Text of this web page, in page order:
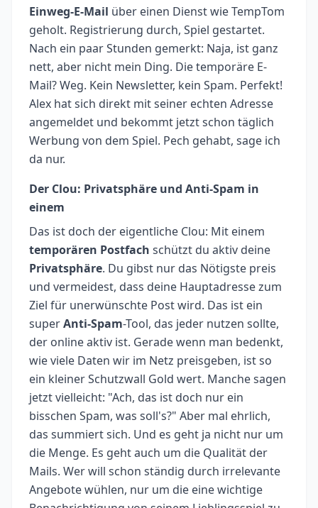
Einweg-E-Mail über einen Dienst wie TempTom
geholt. Registrierung durch, Spiel gestartet.
Nach ein paar Stunden gemerkt: Naja, ist ganz
nett, aber nicht mein Ding. Die temporäre E-
Mail? Weg. Kein Newsletter, kein Spam. Perfekt!
Alex hat sich direkt mit seiner echten Adresse
angemeldet und bekommt jetzt schon täglich
Werbung von dem Spiel. Pech gehabt, sage ich
da nur.
Der Clou: Privatsphäre und Anti-Spam in
einem
Das ist doch der eigentliche Clou: Mit einem
temporären Postfach schützt du aktiv deine
Privatsphäre. Du gibst nur das Nötigste preis
und vermeidest, dass deine Hauptadresse zum
Ziel für unerwünschte Post wird. Das ist ein
superAnti-Spam-Tool, das jeder nutzen sollte,
der online aktiv ist. Gerade wenn man bedenkt,
wie viele Daten wir im Netz preisgeben, ist so
ein kleiner Schutzwall Gold wert. Manche sagen
jetzt vielleicht: "Ach, das ist doch nur ein
bisschen Spam, was soll's?" Aber mal ehrlich,
das summiert sich. Und es geht ja nicht nur um
die Menge. Es geht auch um die Qualität der
Mails. Wer will schon ständig durch irrelevante
Angebote wühlen, nur um die eine wichtige